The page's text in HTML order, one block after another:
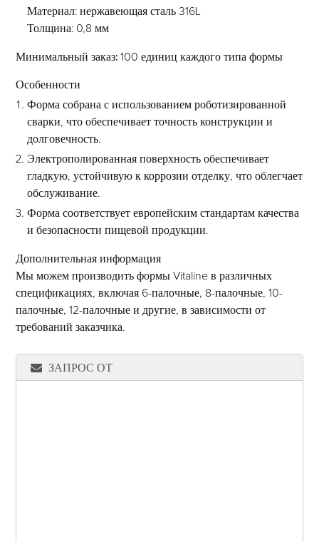
Материал: нержавеющая сталь 316L
Толщина: 0,8 мм
Минимальный заказ: 100 единиц каждого типа формы
Особенности
Форма собрана с использованием роботизированной
сварки, что обеспечивает точность конструкции и
долговечность.
Электрополированная поверхность обеспечивает
гладкую, устойчивую к коррозии отделку, что облегчает
обслуживание.
Форма соответствует европейским стандартам качества
и безопасности пищевой продукции.
Дополнительная информация
Мы можем производить формы Vitaline в различных
спецификациях, включая 6-палочные, 8-палочные, 10-
палочные, 12-палочные и другие, в зависимости от
требований заказчика.
ЗАПРОС ОТ